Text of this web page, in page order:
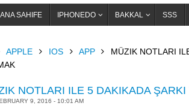
ANA SAHIFE IPHONEDO BAKKAL SSS
APPLE IOS APP
MÜZIK NOTLARI
NOTLARI ILE 5 DAKIKADA ŞARKI
9, 2016 - 10:01 AM